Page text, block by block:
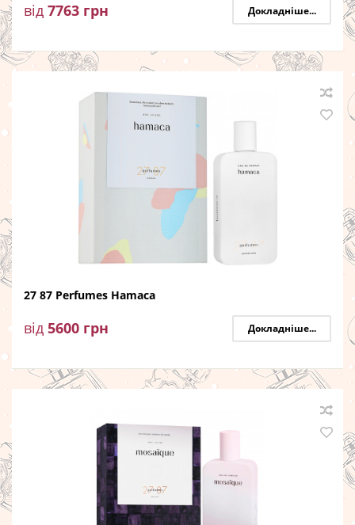
від 7763 грн Докладніше...
27 87 Perfumes Hamaca
від 5600 грн Докладніше...